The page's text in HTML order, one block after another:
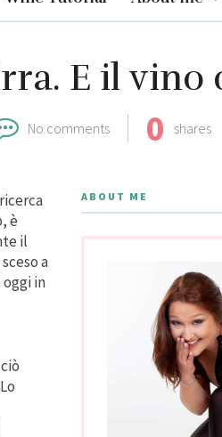
E il vino
No comments 0 shares
è
il
a
in
ABOUT ME